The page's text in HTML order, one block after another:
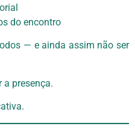
do encontro
— e ainda assim não ser
a presença.